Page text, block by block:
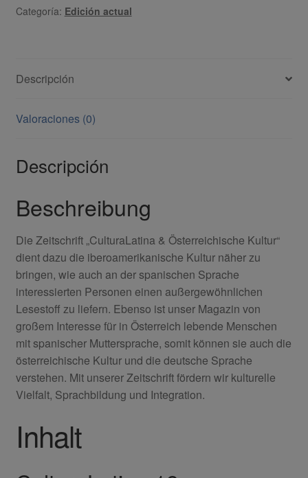
Kultur
Categoría: Edición actual
Descripción
Valoraciones (0)
Descripción
Beschreibung
Die Zeitschrift „CulturaLatina & Österreichische Kultur“
dient dazu die iberoamerikanische Kultur näher zu
bringen, wie auch an der spanischen Sprache
interessierten Personen einen außergewöhnlichen
Lesestoff zu liefern. Ebenso ist unser Magazin von
großem Interesse für in Österreich lebende Menschen
mit spanischer Muttersprache, somit können sie auch die
österreichische Kultur und die deutsche Sprache
verstehen. Mit unserer Zeitschrift fördern wir kulturelle
Vielfalt, Sprachbildung und Integration.
Inhalt